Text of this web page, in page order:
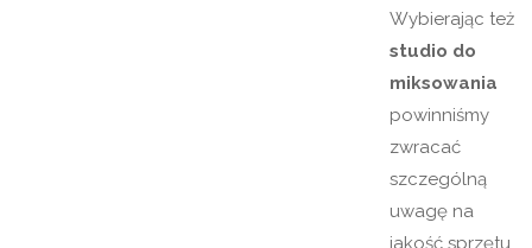
Wybierając też
studio do
miksowania
powinniśmy
zwracać
szczególną
uwagę na
jakość sprzętu,